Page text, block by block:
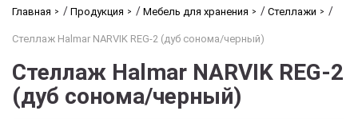
Главная / Продукция / Мебель для хранения / Стеллажи /
Стеллаж Halmar NARVIK REG-2 (дуб сонома/черный)
Стеллаж Halmar NARVIK REG-2
(дуб сонома/черный)